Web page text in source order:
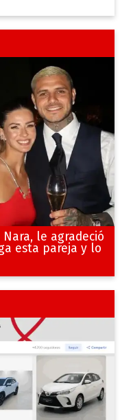
le agradeció
esta pareja y lo